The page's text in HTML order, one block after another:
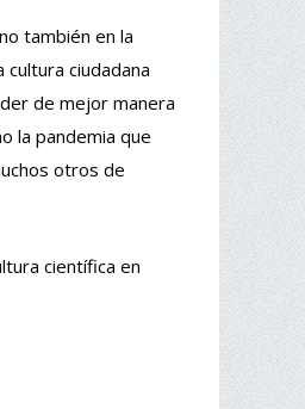
también en la
ciudadana
de mejor manera
la pandemia que
otros de
científica en